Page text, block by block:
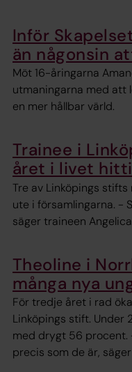
Inför
än någonsin
Möt 16-åringarna
utmaningarna med att
en mer hållbar värld.
Trainee i
året i livet
Tre av Linköpings
ute i församlingarna. -
säger traineen
Theoline i
många nya
För tredje året i rad
Linköpings stift. Under
med drygt 56 procent.
precis som de är,